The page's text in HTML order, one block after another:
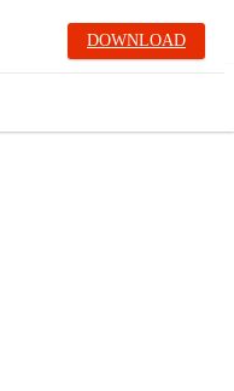
DOWNLOAD